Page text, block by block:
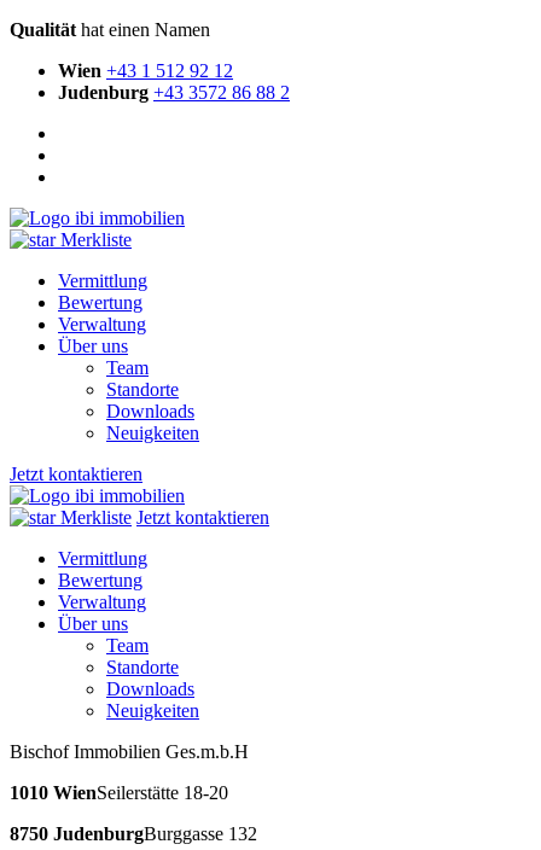
Qualität hat einen Namen
Wien +43 1 512 92 12
Judenburg +43 3572 86 88 2
Merkliste
Vermittlung
Bewertung
Verwaltung
Über uns
Team
Standorte
Downloads
Neuigkeiten
Jetzt kontaktieren
Merkliste Jetzt kontaktieren
Vermittlung
Bewertung
Verwaltung
Über uns
Team
Standorte
Downloads
Neuigkeiten
Bischof Immobilien Ges.m.b.H
1010 WienSeilerstätte 18-20
8750 JudenburgBurggasse 132